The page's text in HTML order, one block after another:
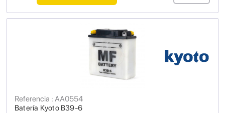
Batería Kyoto B39-6
Referencia : AA0554